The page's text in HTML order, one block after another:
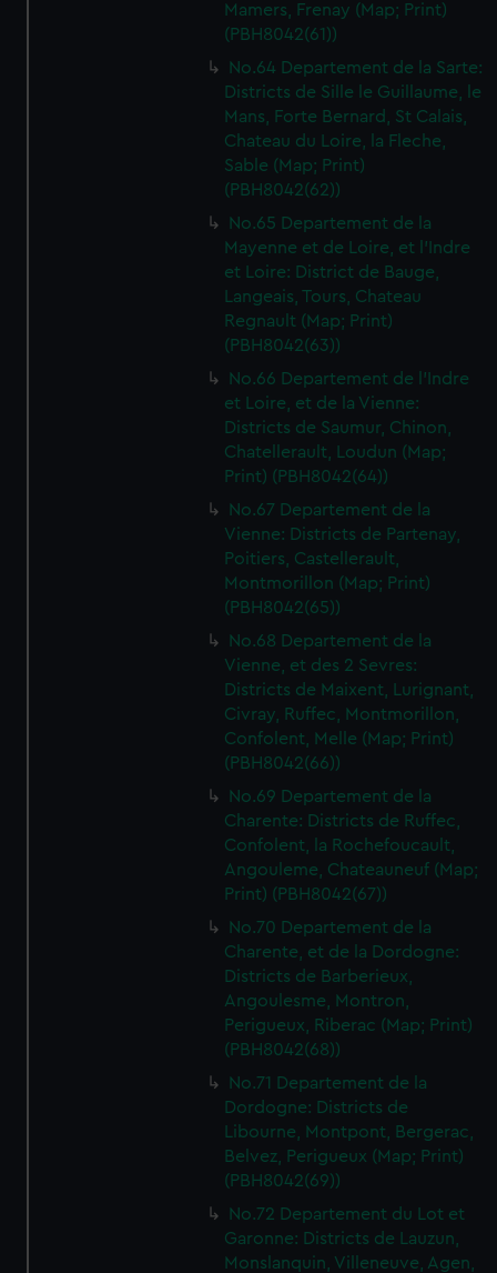
We’d like to use additional cookies to remember your
preferences, understand how our website is used, and to
help us improve it. We may also use cookies to tailor our
marketing to your interests and deliver embedded content
from third-party sources. You can choose to allow all
cookies, change your preferences or opt-out at any time.
Mamers, Frenay (Map; Print)
(PBH8042(61))
No.64 Departement de la Sarte:
Districts de Sille le Guillaume, le
Mans, Forte Bernard, St Calais,
Chateau du Loire, la Fleche,
Sable (Map; Print)
(PBH8042(62))
No.65 Departement de la
Mayenne et de Loire, et l'Indre
et Loire: District de Bauge,
Langeais, Tours, Chateau
Regnault (Map; Print)
(PBH8042(63))
No.66 Departement de l'Indre
et Loire, et de la Vienne:
Districts de Saumur, Chinon,
Chatellerault, Loudun (Map;
Print) (PBH8042(64))
No.67 Departement de la
Vienne: Districts de Partenay,
Poitiers, Castellerault,
Montmorillon (Map; Print)
(PBH8042(65))
No.68 Departement de la
Vienne, et des 2 Sevres:
Districts de Maixent, Lurignant,
Civray, Ruffec, Montmorillon,
Confolent, Melle (Map; Print)
(PBH8042(66))
No.69 Departement de la
Charente: Districts de Ruffec,
Confolent, la Rochefoucault,
Angouleme, Chateauneuf (Map;
Print) (PBH8042(67))
No.70 Departement de la
Charente, et de la Dordogne:
Districts de Barberieux,
Angoulesme, Montron,
Perigueux, Riberac (Map; Print)
(PBH8042(68))
No.71 Departement de la
Dordogne: Districts de
Libourne, Montpont, Bergerac,
Belvez, Perigueux (Map; Print)
(PBH8042(69))
No.72 Departement du Lot et
Garonne: Districts de Lauzun,
Monslanquin, Villeneuve, Agen,